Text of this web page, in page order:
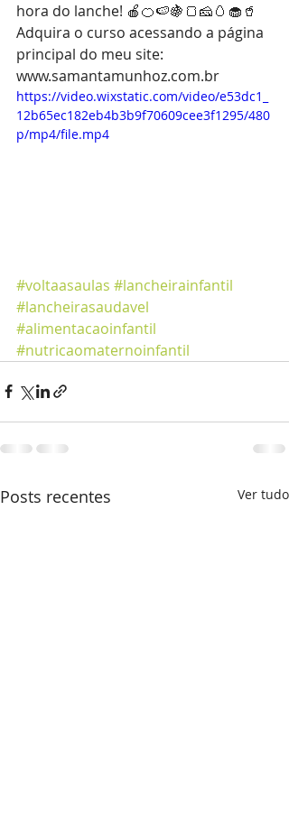
hora do lanche! 🍎🍊🍉🍇🍞🧀🥚🧁🥤
Adquira o curso acessando a página
principal do meu site:
www.samantamunhoz.com.br
https://video.wixstatic.com/video/e53dc1_
12b65ec182eb4b3b9f70609cee3f1295/480
p/mp4/file.mp4
#voltaasaulas #lancheirainfantil
#lancheirasaudavel
#alimentacaoinfantil
#nutricaomaternoinfantil
Posts recentes Ver tudo